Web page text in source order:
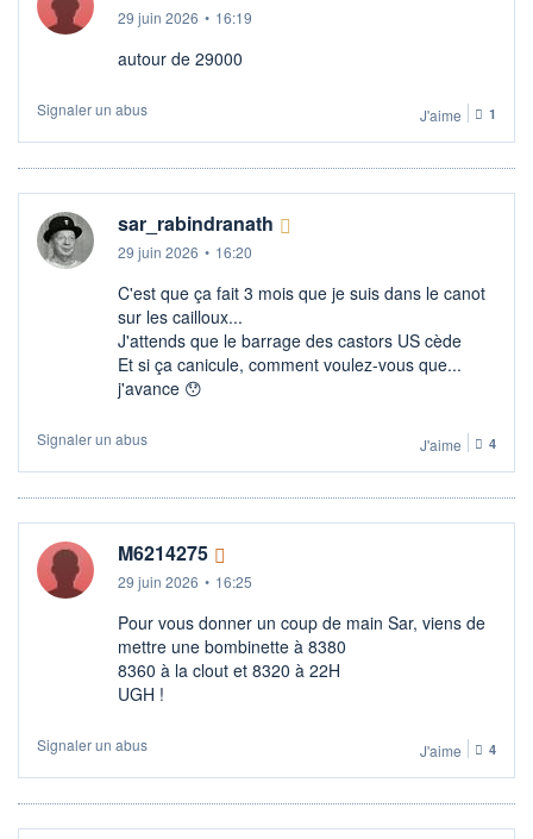
29 juin 2026 • 16:19
autour de 29000
Signaler un abus J'aime 1
sar_rabindranath
29 juin 2026 • 16:20
C'est que ça fait 3 mois que je suis dans le canot
sur les cailloux...
J'attends que le barrage des castors US cède
Et si ça canicule, comment voulez-vous que...
j'avance 😯
Signaler un abus J'aime 4
M6214275
29 juin 2026 • 16:25
Pour vous donner un coup de main Sar, viens de
mettre une bombinette à 8380
8360 à la clout et 8320 à 22H
UGH !
Signaler un abus J'aime 4